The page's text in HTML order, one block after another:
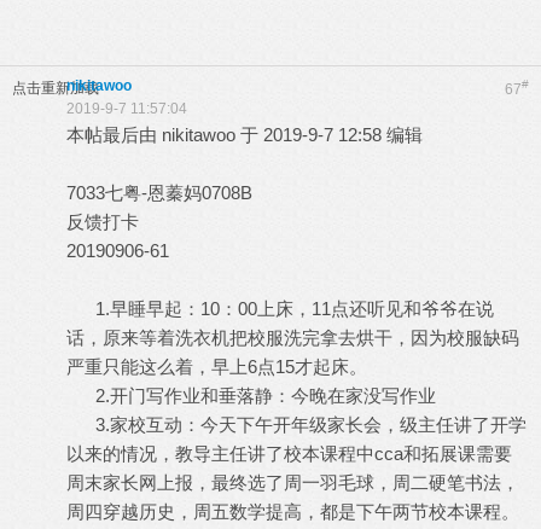
点击重新加载 67#
nikitawoo
2019-9-7 11:57:04
本帖最后由 nikitawoo 于 2019-9-7 12:58 编辑
7033七粤-恩蓁妈0708B
反馈打卡
20190906-61
1.早睡早起：10：00上床，11点还听见和爷爷在说
话，原来等着洗衣机把校服洗完拿去烘干，因为校服缺码
严重只能这么着，早上6点15才起床。
2.开门写作业和垂落静：今晚在家没写作业
3.家校互动：今天下午开年级家长会，级主任讲了开学
以来的情况，教导主任讲了校本课程中cca和拓展课需要
周末家长网上报，最终选了周一羽毛球，周二硬笔书法，
周四穿越历史，周五数学提高，都是下午两节校本课程。